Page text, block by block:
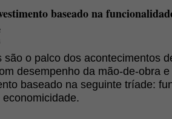
baseado na
são o palco dos acontecimentos
desempenho da mão-de-obra
baseado na seguinte tríade: